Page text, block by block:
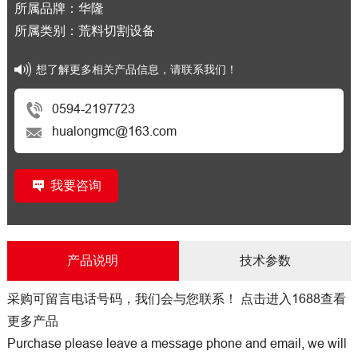
所属品牌：华隆
所属类别：荒料切割设备
想了解更多相关产品信息，请联系我们！
0594-2197723
hualongmc@163.com
我要咨询
产品说明 技术参数
采购可留言电话号码，我们会与您联系！
点击进入1688查看
更多产品
Purchase please leave a message phone and email, we will